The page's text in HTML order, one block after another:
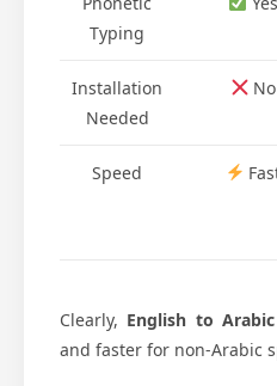
Typing
Installation
Needed
No
Speed
Clearly, English to
and faster for non-Arabic